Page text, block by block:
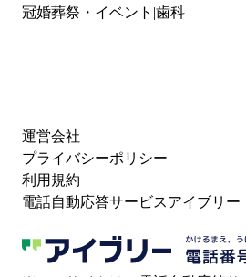
冠婚葬祭・イベント 歯科
運営会社
プライバシーポリシー
利用規約
電話自動応答サービスアイブリー